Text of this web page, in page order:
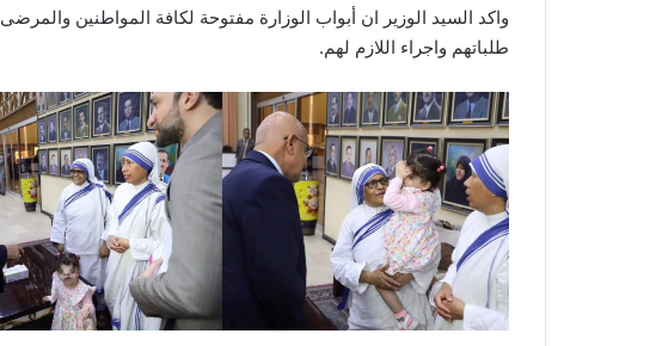
واكد السيد الوزير ان أبواب الوزارة مفتوحة لكافة المواطنين
طلباتهم واجراء اللازم لهم.